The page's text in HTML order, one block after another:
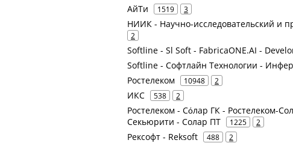
АйТи 1519 3
НИИК - Научно-исследовательский и
2
Softline - Sl Soft - FabricaONE.AI -
Softline - Софтлайн Технологии -
Ростелеком 10948 2
ИКС 538 2
Ростелеком - Сόлар ГК - Ростелеком-
Секьюрити - Солар ПТ
1225 2
Рексофт - Reksoft 488 2